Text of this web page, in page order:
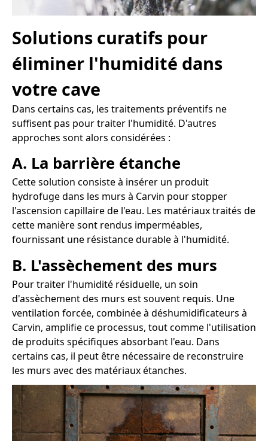
Solutions curatifs pour
éliminer l'humidité dans
votre cave
Dans certains cas, les traitements préventifs ne
suffisent pas pour traiter l'humidité. D'autres
approches sont alors considérées :
A. La barrière étanche
Cette solution consiste à insérer un produit
hydrofuge dans les murs à Carvin pour stopper
l'ascension capillaire de l'eau. Les matériaux traités de
cette manière sont rendus imperméables,
fournissant une résistance durable à l'humidité.
B. L'assèchement des murs
Pour traiter l'humidité résiduelle, un soin
d'assèchement des murs est souvent requis. Une
ventilation forcée, combinée à déshumidificateurs à
Carvin, amplifie ce processus, tout comme l'utilisation
de produits spécifiques absorbant l'eau. Dans
certains cas, il peut être nécessaire de reconstruire
les murs avec des matériaux étanches.